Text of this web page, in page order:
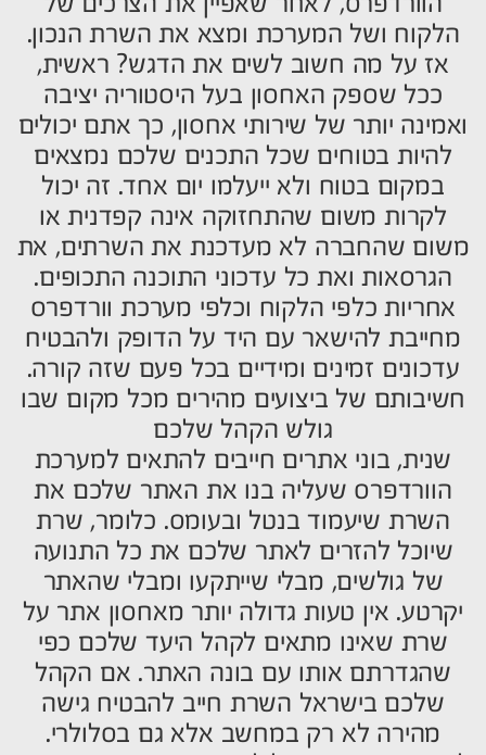
הלקוח ושל המערכת ומצא את השרת הנכון.
אז על מה חשוב לשים את הדגש? ראשית,
ככל שספק האחסון בעל היסטוריה יציבה
ואמינה יותר של שירותי אחסון, כך אתם יכולים
להיות בטוחים שכל התכנים שלכם נמצאים
במקום בטוח ולא ייעלמו יום אחד. זה יכול
לקרות משום שהתחזוקה אינה קפדנית או
משום שהחברה לא מעדכנת את השרתים, את
הגרסאות ואת כל עדכוני התוכנה התכופים.
אחריות כלפי הלקוח וכלפי מערכת וורדפרס
מחייבת להישאר עם היד על הדופק ולהבטיח
עדכונים זמינים ומידיים בכל פעם שזה קורה.
חשיבותם של ביצועים מהירים מכל מקום שבו
גולש הקהל שלכם
שנית, בוני אתרים חייבים להתאים למערכת
הוורדפרס שעליה בנו את האתר שלכם את
השרת שיעמוד בנטל ובעומס. כלומר, שרת
שיוכל להזרים לאתר שלכם את כל התנועה
של גולשים, מבלי שייתקעו ומבלי שהאתר
יקרטע. אין טעות גדולה יותר מאחסון אתר על
שרת שאינו מתאים לקהל היעד שלכם כפי
שהגדרתם אותו עם בונה האתר. אם הקהל
שלכם בישראל השרת חייב להבטיח גישה
מהירה לא רק במחשב אלא גם בסלולרי.